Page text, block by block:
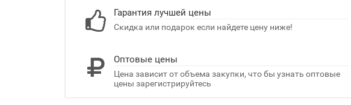
Гарантия лучшей цены
Скидка или подарок если найдете цену ниже!
Оптовые цены
Цена зависит от объема закупки, что бы узнать оптовые
цены зарегистрируйтесь